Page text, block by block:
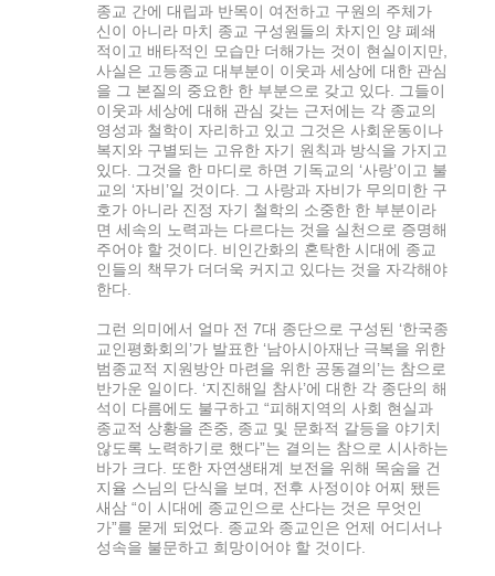
종교 간에 대립과 반목이 여전하고 구원의 주체가
신이 아니라 마치 종교 구성원들의 차지인 양 폐쇄
적이고 배타적인 모습만 더해가는 것이 현실이지만,
사실은 고등종교 대부분이 이웃과 세상에 대한 관심
을 그 본질의 중요한 한 부분으로 갖고 있다. 그들이
이웃과 세상에 대해 관심 갖는 근저에는 각 종교의
영성과 철학이 자리하고 있고 그것은 사회운동이나
복지와 구별되는 고유한 자기 원칙과 방식을 가지고
있다. 그것을 한 마디로 하면 기독교의 ‘사랑’이고 불
교의 ‘자비’일 것이다. 그 사랑과 자비가 무의미한 구
호가 아니라 진정 자기 철학의 소중한 한 부분이라
면 세속의 노력과는 다르다는 것을 실천으로 증명해
주어야 할 것이다. 비인간화의 혼탁한 시대에 종교
인들의 책무가 더더욱 커지고 있다는 것을 자각해야
한다.
그런 의미에서 얼마 전 7대 종단으로 구성된 ‘한국종
교인평화회의’가 발표한 ‘남아시아재난 극복을 위한
범종교적 지원방안 마련을 위한 공동결의’는 참으로
반가운 일이다. ‘지진해일 참사’에 대한 각 종단의 해
석이 다름에도 불구하고 “피해지역의 사회 현실과
종교적 상황을 존중, 종교 및 문화적 갈등을 야기치
않도록 노력하기로 했다”는 결의는 참으로 시사하는
바가 크다. 또한 자연생태계 보전을 위해 목숨을 건
지율 스님의 단식을 보며, 전후 사정이야 어찌 됐든
새삼 “이 시대에 종교인으로 산다는 것은 무엇인
가”를 묻게 되었다. 종교와 종교인은 언제 어디서나
성속을 불문하고 희망이어야 할 것이다.